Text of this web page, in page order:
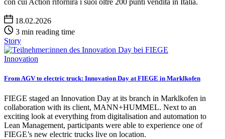
con cui Action rifornirà i suoi oltre 200 punti vendita in Italia.
18.02.2026
3 min reading time
Story
Innovation
From AGV to electric truck: Innovation Day at FIEGE in Marklkofen
FIEGE staged an Innovation Day at its branch in Marklkofen in
collaboration with its client, MANN+HUMMEL. Next to an
exciting look at everything from digitalisation and automation to
Lean Management, participants were able to experience one of
FIEGE’s new electric trucks live on location.